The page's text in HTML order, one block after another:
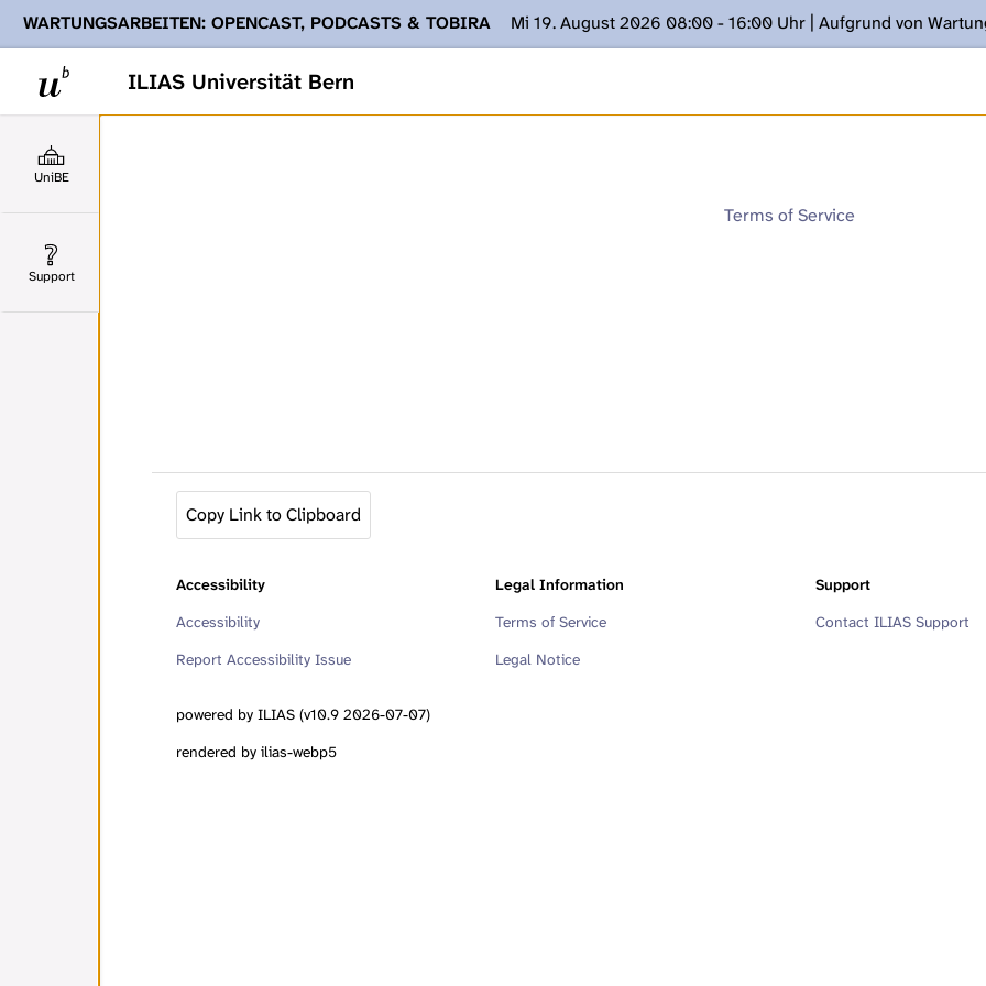
ILIAS Universität Bern
WARTUNGSARBEITEN: OPENCAST, PODCASTS & TOBIRA
Mi 19. August 2026 08:00 - 16:00 Uhr | Aufgrund von
Ihnen Podcasts, Opencast-Videos und Tobira nicht zur Verfügung stehen. Kontakt: www.podcast.unibe.ch
UniBE
Support
Terms of Service
Copy Link to Clipboard
Accessibility
Accessibility
Report Accessibility Issue
Legal Information
Terms of Service
Legal Notice
Support
Contact ILIAS Support
powered by ILIAS (v10.9 2026-07-07)
rendered by ilias-webp5